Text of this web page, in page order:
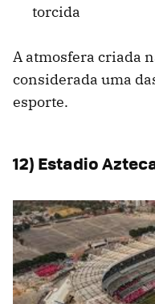
torcida
A atmosfera criada
considerada uma
esporte.
12) Estadio